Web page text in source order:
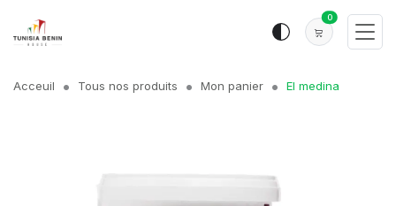
0
Acceuil Tous nos produits Mon panier El medina